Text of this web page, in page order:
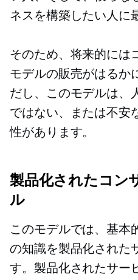
ネスを構築したい人に
そのため、将来的には
モデルの販売がはるか
だし、このモデルは、
ではない、または不安
性があります。
製品化されたコン
ル
このモデルでは、基本
の知識を製品化された
す。製品化されたサー